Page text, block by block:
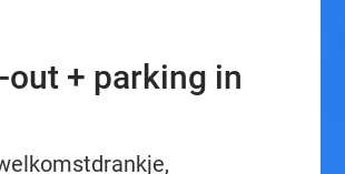
+ parking in